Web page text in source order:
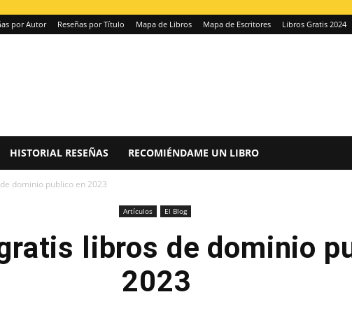
por Autor Reseñas por Título Mapa de Libros Mapa de Escritores Libros Gratis 2024
HISTORIAL RESEÑAS RECOMIÉNDAME UN LIBRO
dominio publico en 2023
Artículos El Blog
libros de dominio
2023